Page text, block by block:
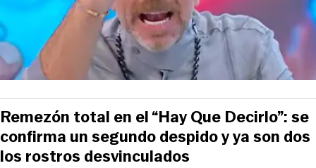
Remezón total en el “Hay Que Decirlo”: se
confirma un segundo despido y ya son dos
los rostros desvinculados